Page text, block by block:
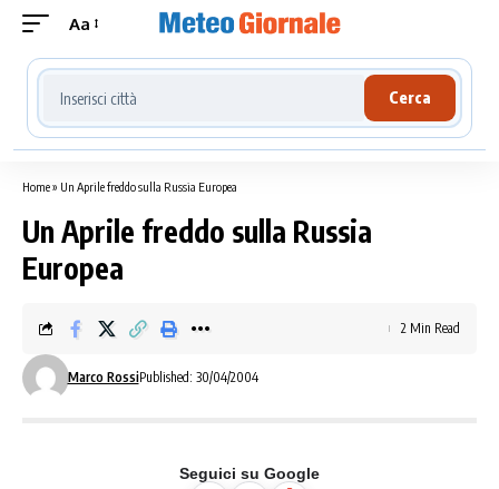
Aa
Cerca località meteo
Cerca
Home» Un Aprile freddo sulla Russia Europea
Un Aprile freddo sulla Russia
Europea
Marco RossiPublished: 30/04/2004
2 Min Read
Seguici su Google